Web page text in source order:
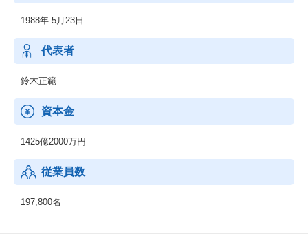
1988年 5月23日
代表者
鈴木正範
資本金
1425億2000万円
従業員数
197,800名